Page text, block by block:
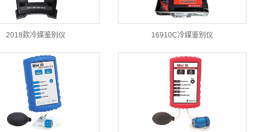
2018款冷媒鉴别仪 16910C冷媒鉴别仪